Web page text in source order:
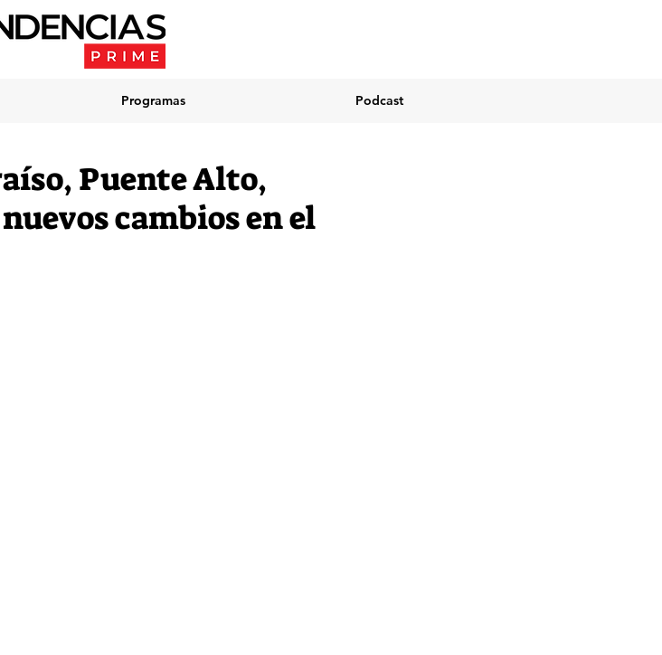
Programas Podcast
Puente Alto,
cambios en el